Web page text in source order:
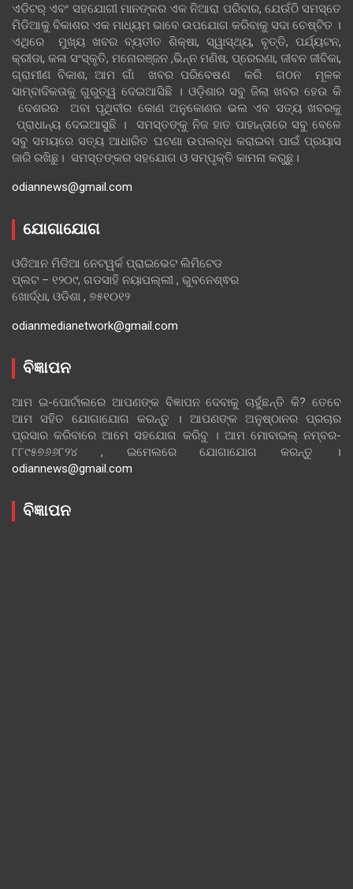
ଏଡିଟର୍ ଏବଂ ସହଯୋଗୀ ମାନଙ୍କର ଏକ ନିଆରା ପରିବାର, ଯେଉଁଠି ସମସ୍ତେ
ମିଡିଆକୁ ବିକାଶର ଏକ ମାଧ୍ୟମ ଭାବେ ଉପଯୋଗ କରିବାକୁ ସଦା ଚେଷ୍ଟିତ ।
ଏଥିରେ ମୁଖ୍ୟ ଖବର ବ୍ୟତୀତ ଶିକ୍ଷା, ସ୍ୱାସ୍ଥ୍ୟ, ବୃତ୍ତି, ପର୍ଯ୍ୟଟନ,
କ୍ରୀଡା, କଳା ସଂସ୍କୃତି, ମନୋରଞ୍ଜନ ,ଭିନ୍ନ ମଣିଷ, ପ୍ରେରଣା, ଜୀବନ ଜୀବିକା,
ଗ୍ରାମୀଣ ବିକାଶ, ଆମ ଗାଁ ଖବର ପରିବେଷଣ କରି ଗଠନ ମୂଳକ
ସାମ୍ବାଦିକତାକୁ ଗୁରୁତ୍ୱ ଦେଇଆସିଛି । ଓଡ଼ିଶାର ସବୁ ଜିଲା ଖବର ହେଉ କି
ଦେଶରର ଅବା ପୃଥିବୀର କୋଣ ଅନୁକୋଣର ଭଲ ଏବ ସତ୍ୟ ଖବରକୁ
ପ୍ରାଧାନ୍ୟ ଦେଇଆସୁଛି । ସମସ୍ତଙ୍କୁ ନିଜ ହାତ ପାହାନ୍ତାରେ ସବୁ ବେଳେ
ସବୁ ସମୟରେ ସତ୍ୟ ଆଧାରିତ ଘଟଣା ଉପଲବ୍ଧ କରାଇବା ପାଇଁ ପ୍ରୟାସ
ଜାରି ରଖିଛୁ। ସମସ୍ତଙ୍କର ସହଯୋଗ ଓ ସମ୍ପୃକ୍ତି କାମନା କରୁଛୁ।
odiannews@gmail.com
ଯୋଗାଯୋଗ
ଓଡିଆନ ମିଡିଆ ନେଟୱର୍କ ପ୍ରାଇଭେଟ ଲିମିଟେଡ
ପ୍ଲଟ – ୧୨୦୯, ଗଡସାହି ନୟାପଲ୍ଲୀ , ଭୁବନେଶ୍ଵର
ଖୋର୍ଦ୍ଧା, ଓଡିଶା , ୭୫୧୦୧୨
odianmedianetwork@gmail.com
ବିଜ୍ଞାପନ
ଆମ ଇ-ପୋର୍ଟାଲରେ ଆପଣଙ୍କ ବିଜ୍ଞାପନ ଦେବାକୁ ଚାହୁଁଛନ୍ତି କି? ତେବେ
ଆମ ସହିତ ଯୋଗାଯୋଗ କରନ୍ତୁ । ଆପଣଙ୍କ ଅନୁଷ୍ଠାନର ପ୍ରଚାର
ପ୍ରସାର କରିବାରେ ଆମେ ସହଯୋଗ କରିବୁ । ଆମ ମୋବାଇଲ୍ ନମ୍ବର-
୮୮୯୫୭୬୬୮୨୪ , ଇମେଲରେ ଯୋଗାଯୋଗ କରନ୍ତୁ ।
odiannews@gmail.com
ବିଜ୍ଞାପନ